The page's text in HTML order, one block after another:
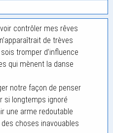
contrôler mes rêves
de trèves
tromper d’influence
qui mènent la danse
notre façon de penser
si longtemps ignoré
une arme redoutable
choses inavouables